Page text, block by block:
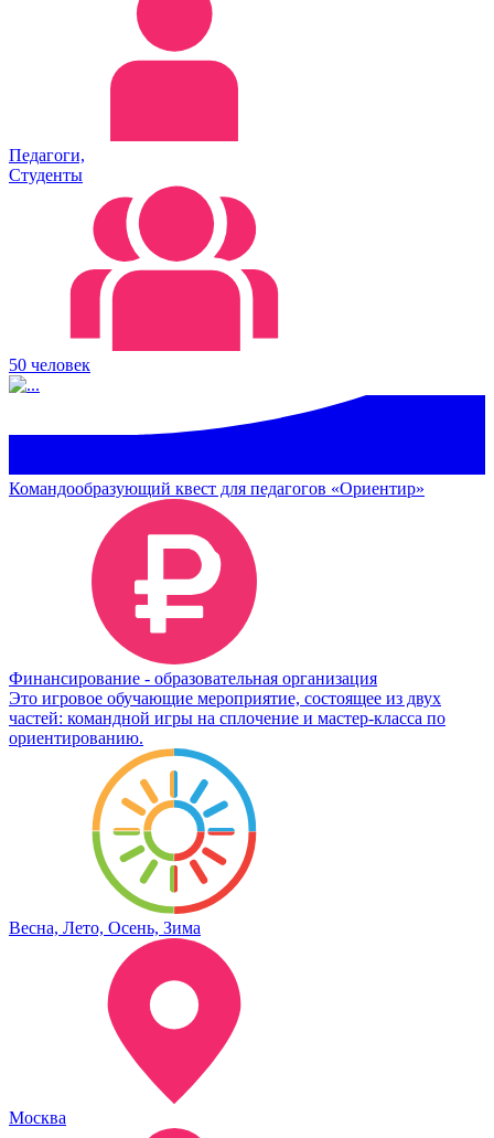
Педагоги,
Студенты
50 человек
Командообразующий квест для педагогов «Ориентир»
Финансирование - образовательная организация
Это игровое обучающие мероприятие, состоящее из двух
частей: командной игры на сплочение и мастер-класса по
ориентированию.
Весна, Лето, Осень, Зима
Москва